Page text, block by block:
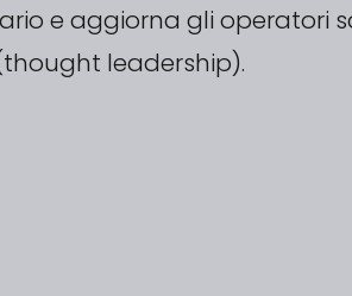
leadership).